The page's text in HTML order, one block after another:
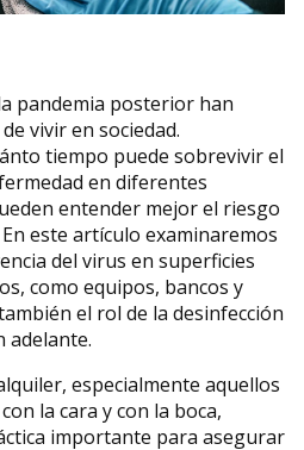
pandemia posterior han
vivir en sociedad.
tiempo puede sobrevivir el
en diferentes
entender mejor el riesgo
este artículo examinaremos
del virus en superficies
como equipos, bancos y
el rol de la desinfección
adelante.
especialmente aquellos
la cara y con la boca,
importante para asegurar